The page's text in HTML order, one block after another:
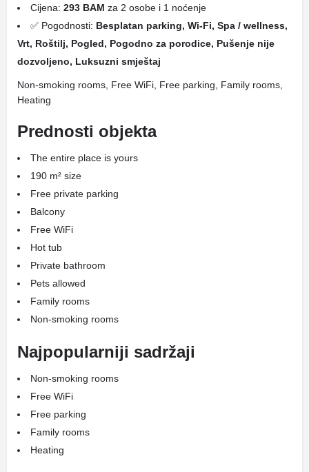
Cijena: 293 BAM za 2 osobe i 1 noćenje
✅ Pogodnosti: Besplatan parking, Wi-Fi, Spa / wellness,
Vrt, Roštilj, Pogled, Pogodno za porodice, Pušenje nije
dozvoljeno, Luksuzni smještaj
Non-smoking rooms, Free WiFi, Free parking, Family rooms,
Heating
Prednosti objekta
The entire place is yours
190 m² size
Free private parking
Balcony
Free WiFi
Hot tub
Private bathroom
Pets allowed
Family rooms
Non-smoking rooms
Najpopularniji sadržaji
Non-smoking rooms
Free WiFi
Free parking
Family rooms
Heating